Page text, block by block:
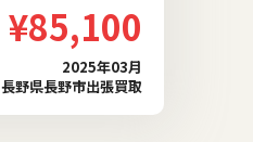
¥85,100
2025年03月
長野県長野市出張買取